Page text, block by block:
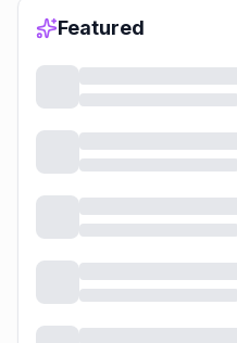
Featured